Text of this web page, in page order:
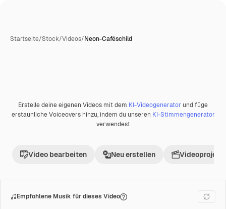
Startseite/Stock/Videos/Neon-Caféschild
Premium
Erstelle deine eigenen Videos mit dem KI-Videogenerator und füge
erstaunliche Voiceovers hinzu, indem du unseren KI-Stimmengenerator
verwendest
Video bearbeiten Neu erstellen Videoprojekt
Empfohlene Musik für dieses Video